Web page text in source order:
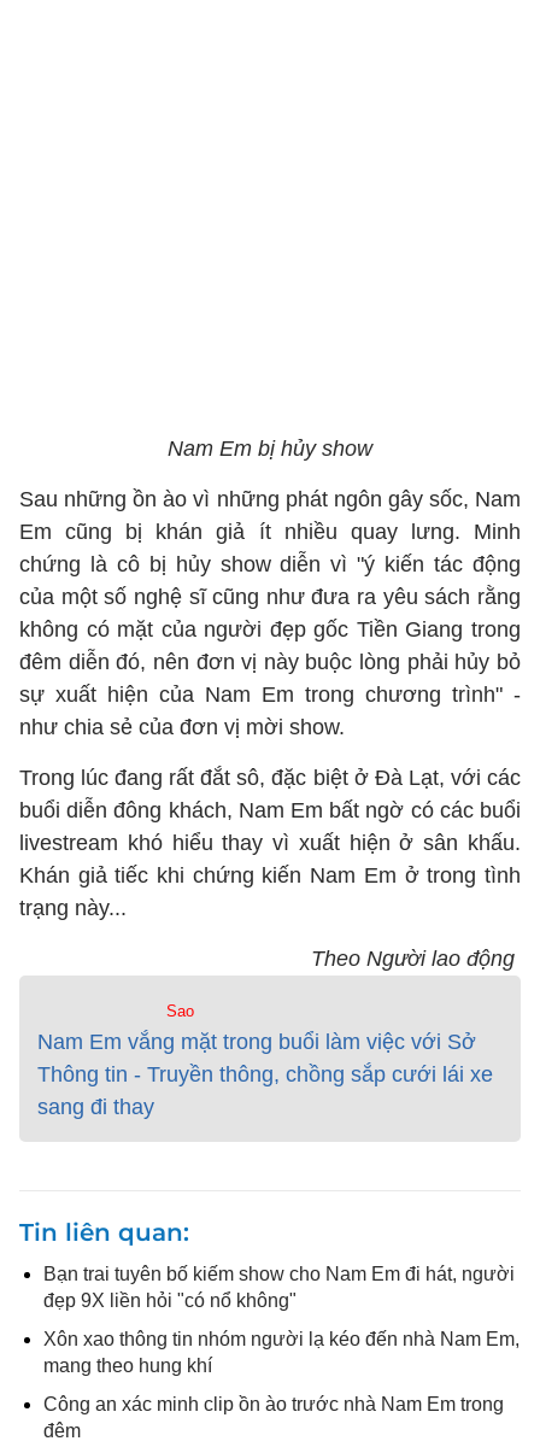
Nam Em bị hủy show
Sau những ồn ào vì những phát ngôn gây sốc, Nam
Em cũng bị khán giả ít nhiều quay lưng. Minh
chứng là cô bị hủy show diễn vì "ý kiến tác động
của một số nghệ sĩ cũng như đưa ra yêu sách rằng
không có mặt của người đẹp gốc Tiền Giang trong
đêm diễn đó, nên đơn vị này buộc lòng phải hủy bỏ
sự xuất hiện của Nam Em trong chương trình" -
như chia sẻ của đơn vị mời show.
Trong lúc đang rất đắt sô, đặc biệt ở Đà Lạt, với các
buổi diễn đông khách, Nam Em bất ngờ có các buổi
livestream khó hiểu thay vì xuất hiện ở sân khấu.
Khán giả tiếc khi chứng kiến Nam Em ở trong tình
trạng này...
Theo Người lao động
Sao
Nam Em vắng mặt trong buổi làm việc với Sở
Thông tin - Truyền thông, chồng sắp cưới lái xe
sang đi thay
Tin liên quan
Bạn trai tuyên bố kiếm show cho Nam Em đi hát, người
đẹp 9X liền hỏi "có nổ không"
Xôn xao thông tin nhóm người lạ kéo đến nhà Nam Em,
mang theo hung khí
Công an xác minh clip ồn ào trước nhà Nam Em trong
đêm